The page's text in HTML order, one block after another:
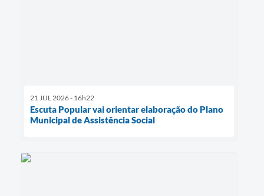
21 JUL 2026 - 16h22
Escuta Popular vai orientar elaboração do Plano
Municipal de Assistência Social